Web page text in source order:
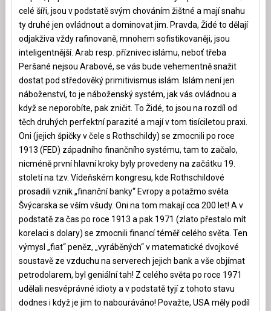
celé šíři, jsou v podstatě svým chováním žištné a mají snahu
ty druhé jen ovládnout a dominovat jim. Pravda, Židé to dělají
odjakživa vždy rafinovaně, mnohem sofistikovaněji, jsou
inteligentnější. Arab resp. příznivec islámu, neboť třeba
Peršané nejsou Arabové, se vás bude vehementně snažit
dostat pod středověký primitivismus islám. Islám není jen
náboženství, to je náboženský systém, jak vás ovládnou a
když se neporobíte, pak zničit. To Židé, to jsou na rozdíl od
těch druhých perfektní parazité a mají v tom tisíciletou praxi.
Oni (jejich špičky v čele s Rothschildy) se zmocnili po roce
1913 (FED) západního finančního systému, tam to začalo,
nicméně první hlavní kroky byly provedeny na začátku 19.
století na tzv. Vídeňském kongresu, kde Rothschildové
prosadili vznik „finanční banky“ Evropy a potažmo světa
Švýcarska se vším všudy. Oni na tom makají cca 200 let! A v
podstatě za čas po roce 1913 a pak 1971 (zlato přestalo mít
korelaci s dolary) se zmocnili financí téměř celého světa. Ten
výmysl „fiat“ peněz, „vyráběných“ v matematické dvojkové
soustavě ze vzduchu na serverech jejich bank a vše objímat
petrodolarem, byl geniální tah! Z celého světa po roce 1971
udělali nesvéprávné idioty a v podstatě tyjí z tohoto stavu
dodnes i když je jim to nabouráváno! Považte, USA měly podíl